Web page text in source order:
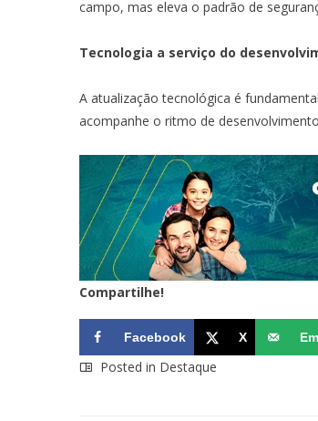
campo, mas eleva o padrão de
Tecnologia a serviço do
A atualização tecnológica é
acompanhe o ritmo de
Compartilhe!
Facebook X
Posted in Destaque